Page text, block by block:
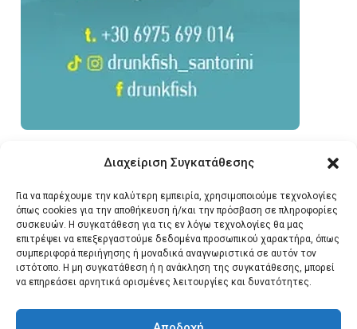
Διαχείριση Συγκατάθεσης
Για να παρέχουμε την καλύτερη εμπειρία, χρησιμοποιούμε τεχνολογίες
όπως cookies για την αποθήκευση ή/και την πρόσβαση σε πληροφορίες
συσκευών. Η συγκατάθεση για τις εν λόγω τεχνολογίες θα μας
επιτρέψει να επεξεργαστούμε δεδομένα προσωπικού χαρακτήρα, όπως
συμπεριφορά περιήγησης ή μοναδικά αναγνωριστικά σε αυτόν τον
ιστότοπο. Η μη συγκατάθεση ή η ανάκληση της συγκατάθεσης, μπορεί
να επηρεάσει αρνητικά ορισμένες λειτουργίες και δυνατότητες.